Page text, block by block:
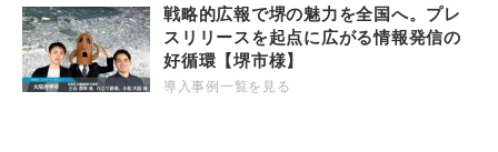
戦略的広報で堺の魅力を全国へ。プレ
スリリースを起点に広がる情報発信の
好循環【堺市様】
導入事例一覧を見る